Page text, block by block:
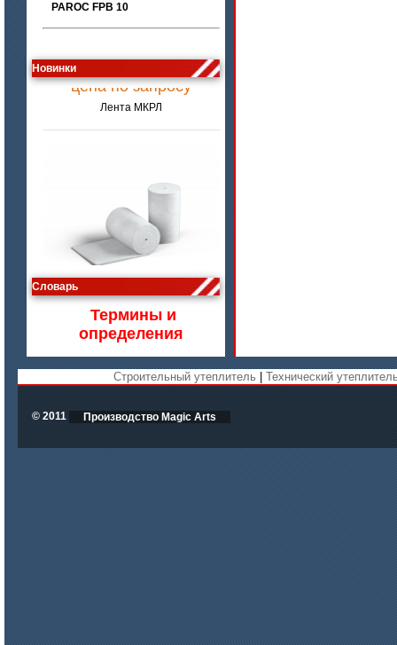
PAROC FPB 10
Новинкицена по запросу
Лента МКРЛ
цена по запросу
Изделия МКРВ-200, МКРВХ-250
цена по запросу
Бумага огнеупорная керамическая
Словарь
Термины и
определения
Строительный утеплитель Технический
© 2011 Производство Magic Arts